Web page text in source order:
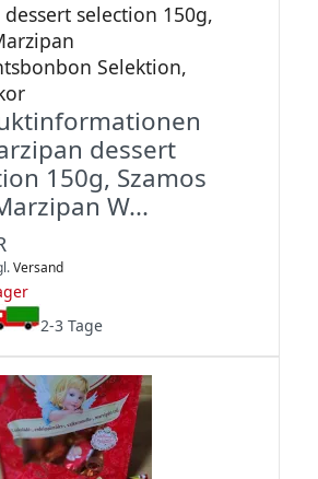
selection 150g,
Selektion,
dessert
150g, Szamos
W...
Versand
2-3 Tage